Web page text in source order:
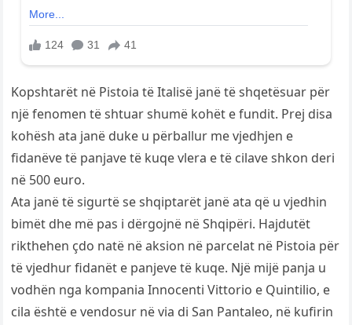
Kopshtarët në Pistoia të Italisë janë të shqetësuar për
një fenomen të shtuar shumë kohët e fundit. Prej disa
kohësh ata janë duke u përballur me vjedhjen e
fidanëve të panjave të kuqe vlera e të cilave shkon deri
në 500 euro.
Ata janë të sigurtë se shqiptarët janë ata që u vjedhin
bimët dhe më pas i dërgojnë në Shqipëri. Hajdutët
rikthehen çdo natë në aksion në parcelat në Pistoia për
të vjedhur fidanët e panjeve të kuqe. Një mijë panja u
vodhën nga kompania Innocenti Vittorio e Quintilio, e
cila është e vendosur në via di San Pantaleo, në kufirin